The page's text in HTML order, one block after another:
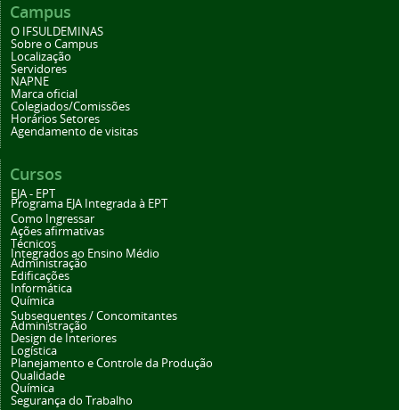
Campus
O IFSULDEMINAS
Sobre o Campus
Localização
Servidores
NAPNE
Marca oficial
Colegiados/Comissões
Horários Setores
Agendamento de visitas
Cursos
EJA - EPT
Programa EJA Integrada à EPT
Como Ingressar
Ações afirmativas
Técnicos
Integrados ao Ensino Médio
Administração
Edificações
Informática
Química
Subsequentes / Concomitantes
Administração
Design de Interiores
Logística
Planejamento e Controle da Produção
Qualidade
Química
Segurança do Trabalho